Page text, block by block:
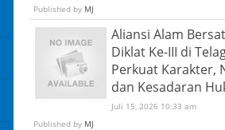
Published by MJ
Aliansi Alam
Diklat Ke-III di
Perkuat Karakter,
dan Kesadaran
Juli 15, 2026 10:33 am
Published by MJ